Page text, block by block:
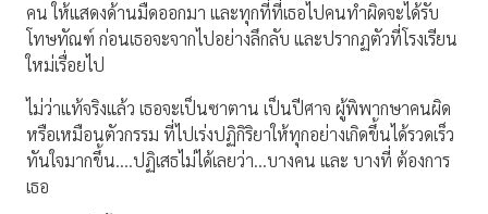
คน ให้แสดงด้านมืดออกมา และทุกที่ที่เธอไปคนทำผิดจะได้รับ
โทษทัณฑ์ ก่อนเธอจะจากไปอย่างลึกลับ และปรากฏตัวที่โรงเรียน
ใหม่เรื่อยไป
ไม่ว่าแท้จริงแล้ว เธอจะเป็นซาตาน เป็นปีศาจ ผู้พิพากษาคนผิด
หรือเหมือนตัวกรรม ที่ไปเร่งปฏิกิริยาให้ทุกอย่างเกิดขึ้นได้รวดเร็ว
ทันใจมากขึ้น….ปฏิเสธไม่ได้เลยว่า…บางคน และ บางที่ ต้องการ
เธอ